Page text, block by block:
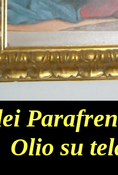
Olio su